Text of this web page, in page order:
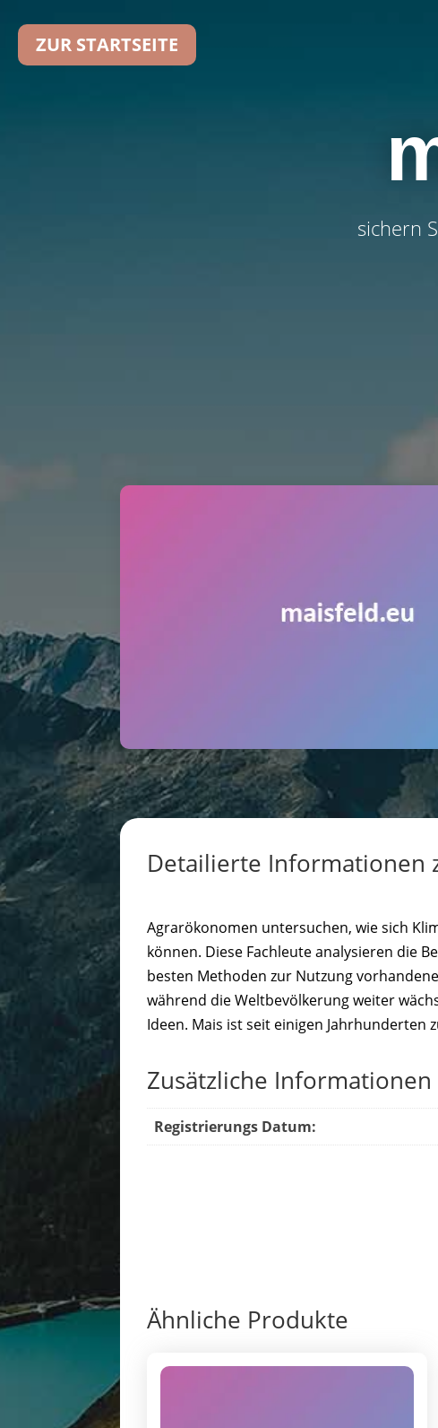
sichern
Detailierte Informationen
Agrarökonomen untersuchen, wie sich
können. Diese Fachleute analysieren die
besten Methoden zur Nutzung
während die Weltbevölkerung weiter
Ideen. Mais ist seit einigen
Zusätzliche Informationen
Registrierungs Datum:
Ähnliche Produkte
ZUR STARTSEITE